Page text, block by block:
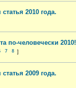
2010 года.
по-человечески 2010!
7 8
2009 года.